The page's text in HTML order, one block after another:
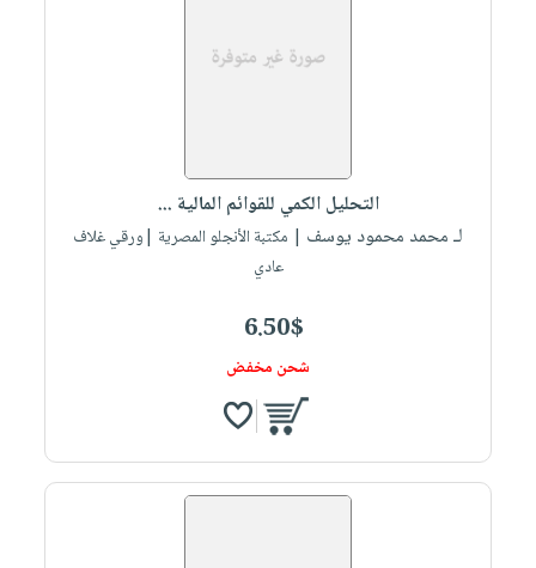
التحليل الكمي للقوائم المالية ...
لـ محمد محمود يوسف | مكتبة الأنجلو المصرية |ورقي غلاف
عادي
6.50$
شحن مخفض